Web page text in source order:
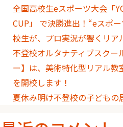
全国高校生eスポーツ大会「
CUP」 で決勝進出！“eスポ
校生が、プロ実況が響くリア
不登校オルタナティブスクー
ー】は、美術特化型リアル教
を開校します！
夏休み明け不登校の子どもの